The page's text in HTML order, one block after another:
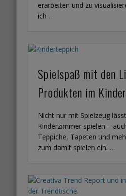
erarbeiten und zu
ich …
Spielspaß mit den
Produkten im
Nicht nur mit Spielzeug
Kinderzimmer spielen –
Teppiche, Tapeten und
zum damit spielen ein. …